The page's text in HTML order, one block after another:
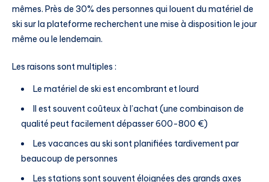
mêmes. Près de 30% des personnes qui louent du matériel de
ski sur la plateforme recherchent une mise à disposition le jour
même ou le lendemain.
Les raisons sont multiples :
Le matériel de ski est encombrant et lourd
Il est souvent coûteux à l’achat (une combinaison de
qualité peut facilement dépasser 600-800 €)
Les vacances au ski sont planifiées tardivement par
beaucoup de personnes
Les stations sont souvent éloignées des grands axes